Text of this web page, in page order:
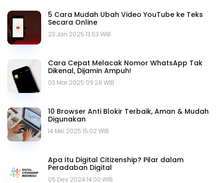
5 Cara Mudah Ubah Video YouTube ke Teks
Secara Online
23 Jan 2025 13.53 WIB
Cara Cepat Melacak Nomor WhatsApp Tak
Dikenal, Dijamin Ampuh!
03 Mar 2025 09.28 WIB
10 Browser Anti Blokir Terbaik, Aman & Mudah
Digunakan
14 Mei 2025 15.02 WIB
Apa Itu Digital Citizenship? Pilar dalam
Peradaban Digital
05 Des 2024 14.00 WIB